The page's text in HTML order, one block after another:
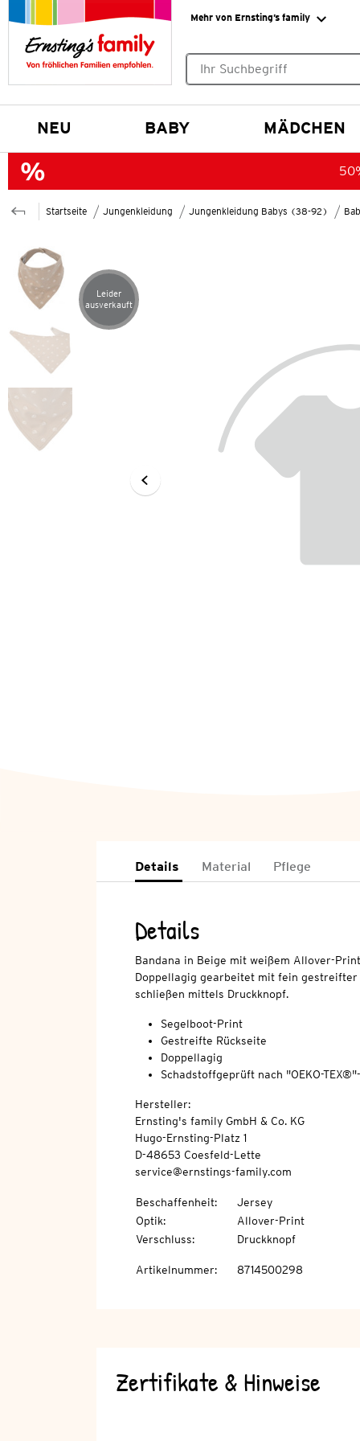
Mehr von Ernsting’s family
NEU BABY MÄDCHEN
Startseite Jungenkleidung Jungenkleidung Babys (38-92)
Artikel leider ausverkauft
Leider
ausverkauft
Details Material Pflege
Details
Bandana in Beige mit weißem Allover-
Doppellagig gearbeitet mit fein gestreifter
schließen mittels Druckknopf.
Segelboot-Print
Gestreifte Rückseite
Doppellagig
Schadstoffgeprüft nach "OEKO-
Hersteller:
Ernsting's family GmbH & Co. KG
Hugo-Ernsting-Platz 1
D-48653 Coesfeld-Lette
service@ernstings-family.com
Beschaffenheit:
Jersey
Optik:
Allover-Print
Verschluss: Druckknopf
Artikelnummer: 8714500298
Zertifikate & Hinweise